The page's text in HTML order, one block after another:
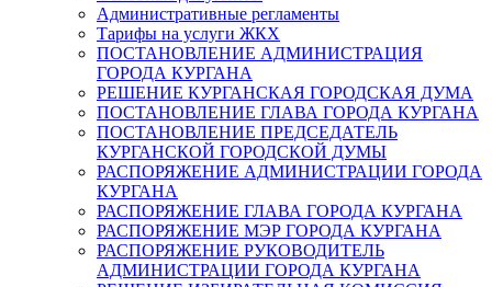
Административные регламенты
Тарифы на услуги ЖКХ
ПОСТАНОВЛЕНИЕ АДМИНИСТРАЦИЯ
ГОРОДА КУРГАНА
РЕШЕНИЕ КУРГАНСКАЯ ГОРОДСКАЯ ДУМА
ПОСТАНОВЛЕНИЕ ГЛАВА ГОРОДА КУРГАНА
ПОСТАНОВЛЕНИЕ ПРЕДСЕДАТЕЛЬ
КУРГАНСКОЙ ГОРОДСКОЙ ДУМЫ
РАСПОРЯЖЕНИЕ АДМИНИСТРАЦИИ ГОРОДА
КУРГАНА
РАСПОРЯЖЕНИЕ ГЛАВА ГОРОДА КУРГАНА
РАСПОРЯЖЕНИЕ МЭР ГОРОДА КУРГАНА
РАСПОРЯЖЕНИЕ РУКОВОДИТЕЛЬ
АДМИНИСТРАЦИИ ГОРОДА КУРГАНА